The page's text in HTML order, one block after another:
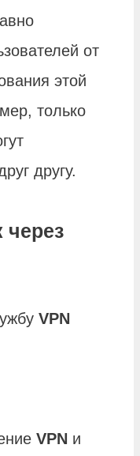
от
этой
только
другу.
через
VPN
VPN и